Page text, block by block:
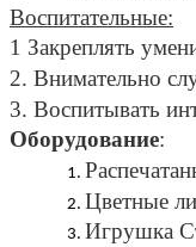
Воспитательные:
1 Закреплять
2. Внимательно
3. Воспитывать
Оборудование:
Цветные
Игрушка